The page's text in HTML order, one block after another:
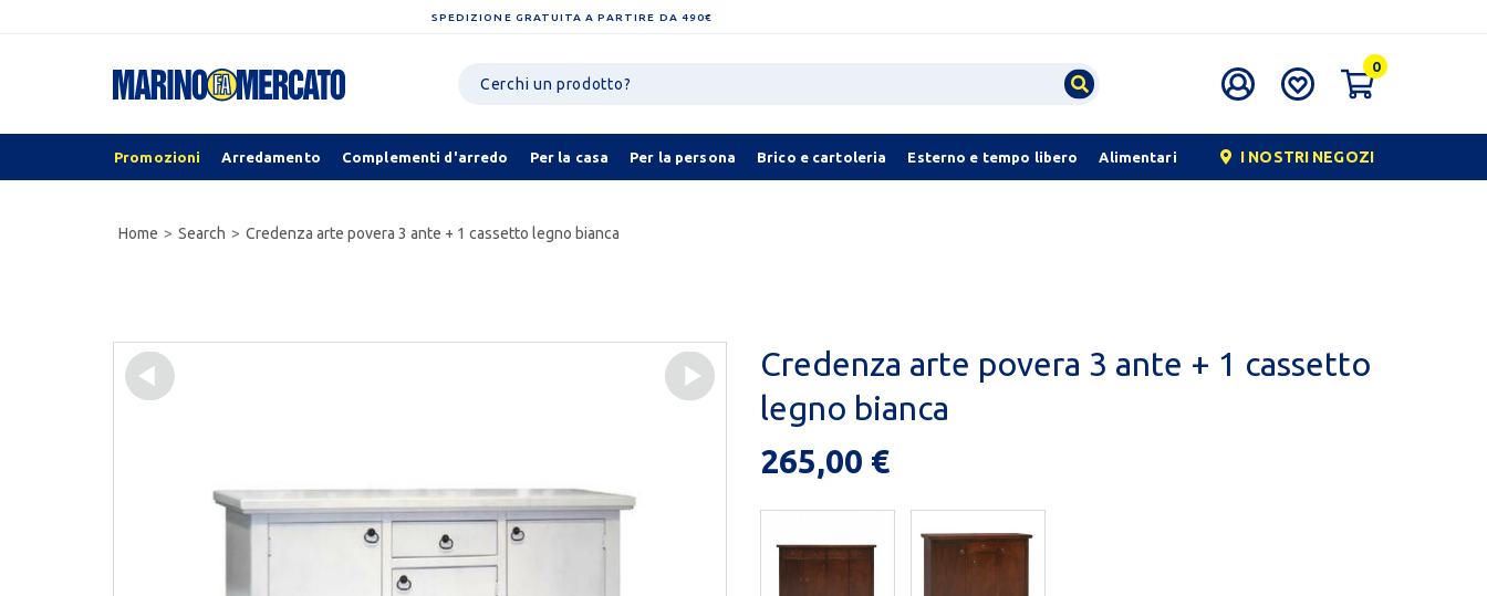
SPEDIZIONE GRATUITA A PARTIRE DA 490€
0
Promozioni Arredamento Complementi d'arredo Per la casa Per la persona Brico e cartoleria Esterno e tempo libero Alimentari I NOSTRI NEGOZI
Home Search Credenza arte povera 3 ante + 1 cassetto legno bianca
Credenza arte povera 3 ante + 1 cassetto
legno bianca
265,00 €